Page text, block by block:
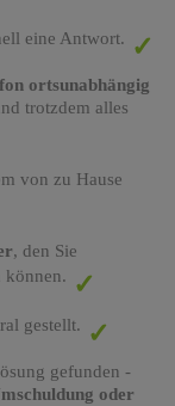
eine Antwort.
ortsunabhängig
trotzdem alles
von zu Hause
, den Sie
können.
gestellt.
gefunden -
oder